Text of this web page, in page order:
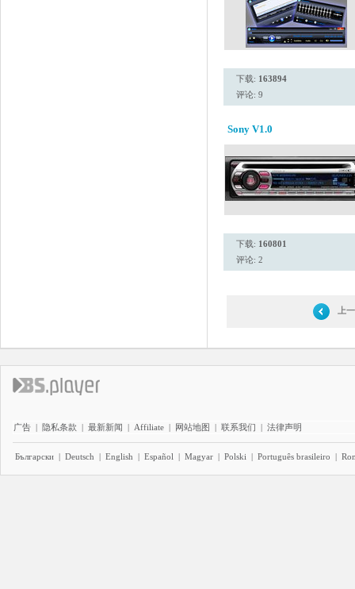
下载: 163894
评论: 9
Sony V1.0
下载: 160801
评论: 2
上
广告 | 隐私条款 | 最新新闻 | Affiliate | 网站地图 | 联系我们 | 法律声明
Български | Deutsch | English | Español | Magyar | Polski | Português brasileiro |